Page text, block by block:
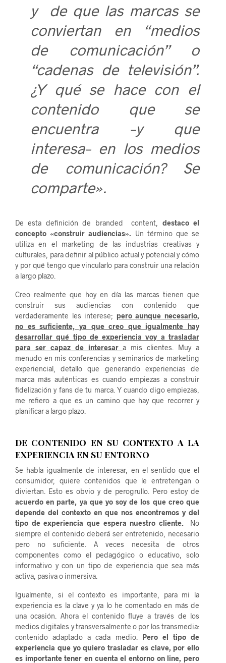
y de que las marcas se
conviertan en “medios
de comunicación” o
“cadenas de televisión”.
¿Y qué se hace con el
contenido que se
encuentra –y que
interesa– en los medios
de comunicación? Se
comparte».
De esta definición de branded content, destaco el
concepto «construir audiencias». Un término que se
utiliza en el marketing de las industrias creativas y
culturales, para definir al público actual y potencial y cómo
y por qué tengo que vincularlo para construir una relación
a largo plazo.
Creo realmente que hoy en día las marcas tienen que
construir sus audiencias con contenido que
verdaderamente les interese; pero aunque necesario,
no es suficiente, ya que creo que igualmente hay
desarrollar qué tipo de experiencia voy a trasladar
para ser capaz de interesara mis clientes. Muy a
menudo en mis conferencias y seminarios de marketing
experiencial, detallo que generando experiencias de
marca más auténticas es cuando empiezas a construir
fidelización y fans de tu marca. Y cuando digo empiezas,
me refiero a que es un camino que hay que recorrer y
planificar a largo plazo.
DE CONTENIDO EN SU CONTEXTO A LA
EXPERIENCIA EN SU ENTORNO
Se habla igualmente de interesar, en el sentido que el
consumidor, quiere contenidos que le entretengan o
diviertan. Esto es obvio y de perogrullo. Pero estoy de
acuerdo en parte, ya que yo soy de los que creo que
depende del contexto en que nos encontremos y del
tipo de experiencia que espera nuestro cliente.
No
siempre el contenido deberá ser entretenido, necesario
pero no suficiente. A veces necesita de otros
componentes como el pedagógico o educativo, solo
informativo y con un tipo de experiencia que sea más
activa, pasiva o inmersiva.
Igualmente, si el contexto es importante, para mi la
experiencia es la clave y ya lo he comentado en más de
una ocasión. Ahora el contenido fluye a través de los
medios digitales y transversalmente o por los transmedia:
contenido adaptado a cada medio. Pero el tipo de
experiencia que yo quiero trasladar es clave, por ello
es importante tener en cuenta el entorno on line, pero